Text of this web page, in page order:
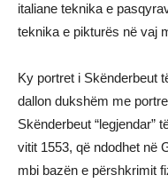
italiane teknika e
teknika e pikturës në vaj
Ky portret i Skënderbeut
dallon dukshëm me
Skënderbeut “legjendar”
vitit 1553, që ndodhet në
mbi bazën e përshkrimit